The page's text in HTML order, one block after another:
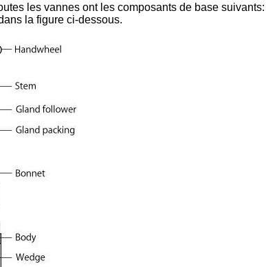
les vannes ont les composants de base
la figure ci-dessous.